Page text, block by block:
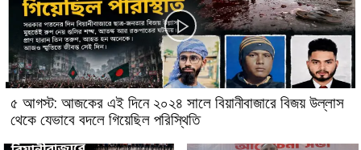
৫ আগস্ট: আজকের এই দিনে ২০২৪ সালে বিয়ানীবাজারে বিজয় উল্লাস
থেকে যেভাবে বদলে গিয়েছিল পরিস্থিতি